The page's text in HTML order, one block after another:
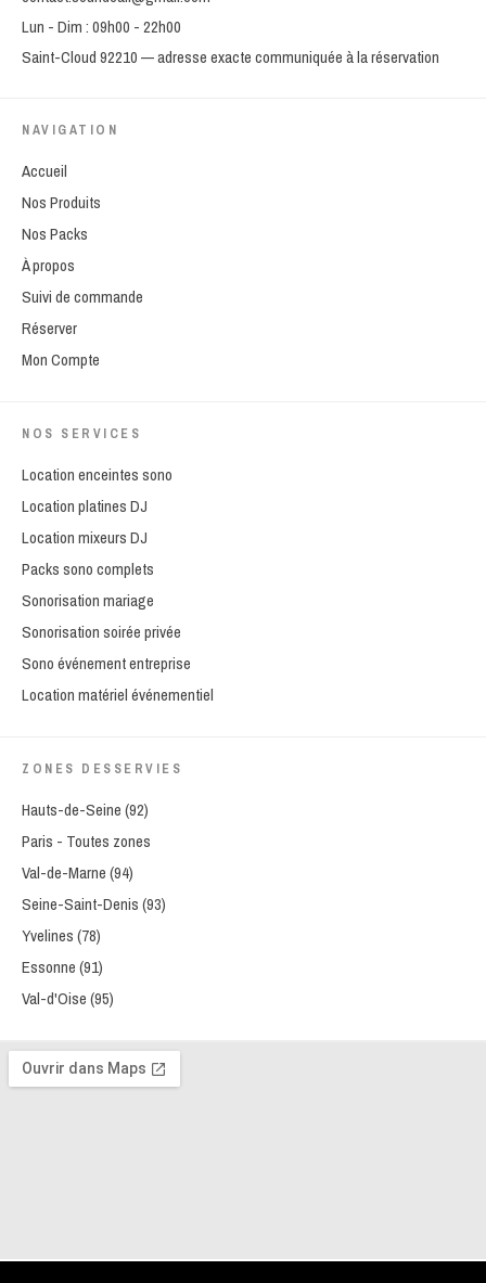
Lun - Dim : 09h00 - 22h00
Saint-Cloud 92210 — adresse exacte communiquée à la réservation
NAVIGATION
Accueil
Nos Produits
Nos Packs
À propos
Suivi de commande
Réserver
Mon Compte
NOS SERVICES
Location enceintes sono
Location platines DJ
Location mixeurs DJ
Packs sono complets
Sonorisation mariage
Sonorisation soirée privée
Sono événement entreprise
Location matériel événementiel
ZONES DESSERVIES
Hauts-de-Seine (92)
Paris - Toutes zones
Val-de-Marne (94)
Seine-Saint-Denis (93)
Yvelines (78)
Essonne (91)
Val-d'Oise (95)